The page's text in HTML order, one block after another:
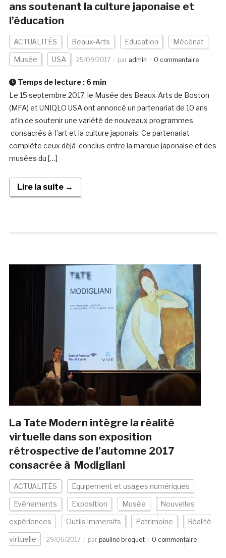
ans soutenant la culture japonaise et
l’éducation
ACTUALITÉS Beaux-Arts Education Mécénat
Musée USA 25/09/2017 par admin 0 commentaire
Temps de lecture : 6 min
Le 15 septembre 2017, le Musée des Beaux-Arts de Boston
(MFA) et UNIQLO USA ont annoncé un partenariat de 10 ans
afin de soutenir une variété de nouveaux programmes
consacrés à l’art et la culture japonais. Ce partenariat
complète ceux déjà conclus entre la marque japonaise et des
musées du […]
Lire la suite →
La Tate Modern intègre la réalité
virtuelle dans son exposition
rétrospective de l’automne 2017
consacrée à Modigliani
ACTUALITÉS Equipement et usages numériques
Evénements Exposition Musée Nouvelles
expériences Outils immersifs Patrimoine Réalité
virtuelle 29/06/2017 par pauline broquet 0 commentaire